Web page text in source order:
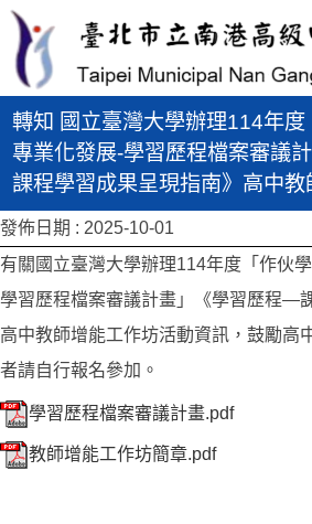
轉知 國立臺灣大學辦理114年度
專業化發展-學習歷程檔案審議
課程學習成果呈現指南》高中
發佈日期 : 2025-10-01
有關國立臺灣大學辦理114年度「作伙
學習歷程檔案審議計畫」《學習歷程—
高中教師增能工作坊活動資訊，鼓勵高
者請自行報名參加。
學習歷程檔案審議計畫.pdf
教師增能工作坊簡章.pdf